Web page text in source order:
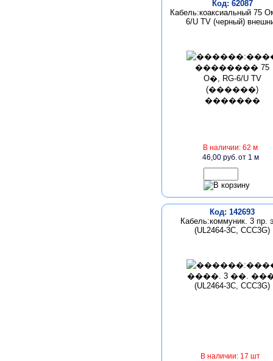
Код: 62087
Кабель:коаксиальный 75
6/U TV (черный)
В наличии: 62 м
46,00 руб.от 1 м
Код: 142693
Кабель:коммуник. 3 пр.
(UL2464-3C, CCC3G)
В наличии: 17 шт